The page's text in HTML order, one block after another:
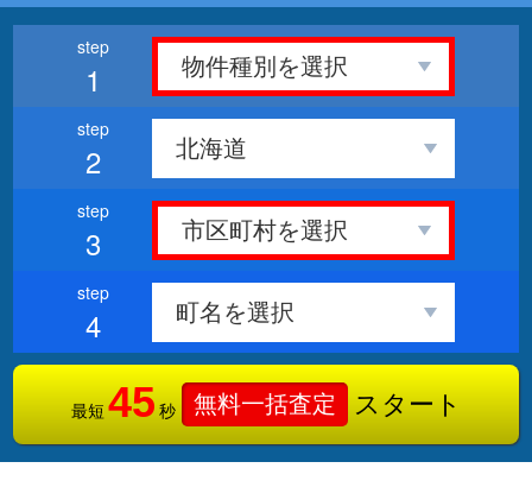
1
2
3
4
最短 45 秒 無料一括査定 スタート